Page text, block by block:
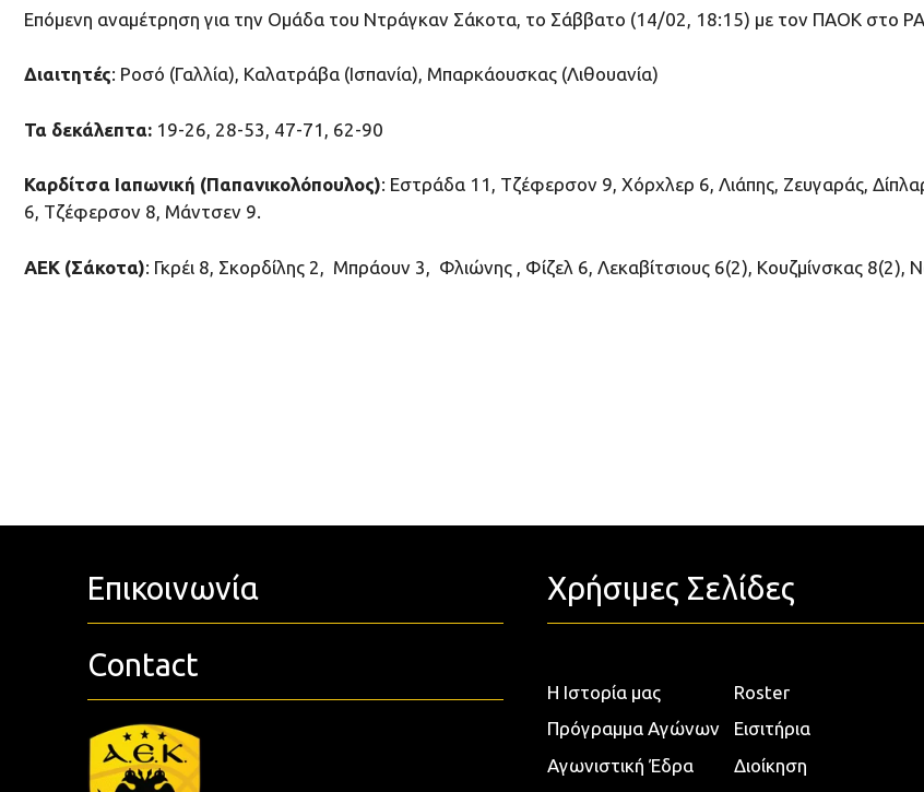
Επόμενη αναμέτρηση για την Ομάδα του Ντράγκαν Σάκοτα, το Σάββατο (14/02, 18:15) με τον ΠΑΟΚ στο
Διαιτητές: Ροσό (Γαλλία), Καλατράβα (Ισπανία), Μπαρκάουσκας (Λιθουανία)
Τα δεκάλεπτα: 19-26, 28-53, 47-71, 62-90
Καρδίτσα Ιαπωνική (Παπανικολόπουλος): Εστράδα 11, Τζέφερσον 9, Χόρχλερ 6, Λιάπης, Ζευγαράς,
6, Τζέφερσον 8, Μάντσεν 9.
ΑΕΚ (Σάκοτα): Γκρέι 8, Σκορδίλης 2, Μπράουν 3, Φλιώνης , Φίζελ 6, Λεκαβίτσιους 6(2), Κουζμίνσκας
Επικοινωνία
Contact
Χρήσιμες Σελίδες
Η Ιστορία μας
Roster
Πρόγραμμα Αγώνων
Εισιτήρια
Αγωνιστική Έδρα
Διοίκηση